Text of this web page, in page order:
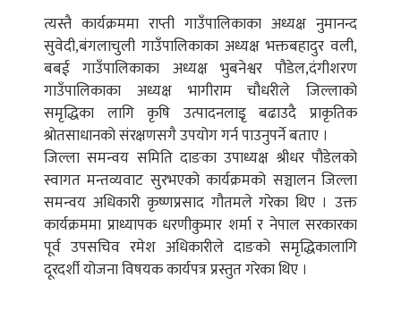
त्यस्तै कार्यक्रममा राप्ती गाउँपालिकाका अध्यक्ष नुमानन्द
सुवेदी,बंगलाचुली गाउँपालिकाका अध्यक्ष भक्तबहादुर वली,
बबई गाउँपालिकाका अध्यक्ष भुबनेश्वर पौडेल,दंगीशरण
गाउँपालिकाका अध्यक्ष भागीराम चौधरीले जिल्लाको
समृद्धिका लागि कृषि उत्पादनलाइृ बढाउदै प्राकृतिक
श्रोतसाधानको संरक्षणसगै उपयोग गर्न पाउनुपर्ने बताए ।
जिल्ला समन्वय समिति दाङका उपाध्यक्ष श्रीधर पौडेलको
स्वागत मन्तव्यवाट सुरभएको कार्यक्रमको सञ्चालन जिल्ला
समन्वय अधिकारी कृष्णप्रसाद गौतमले गरेका थिए । उक्त
कार्यक्रममा प्राध्यापक धरणीकुमार शर्मा र नेपाल सरकारका
पूर्व उपसचिव रमेश अधिकारीले दाङको समृद्धिकालागि
दूरदर्शी योजना विषयक कार्यपत्र प्रस्तुत गरेका थिए ।